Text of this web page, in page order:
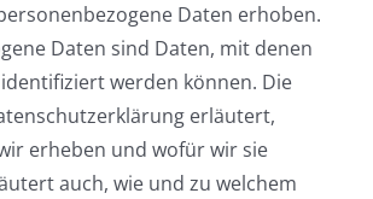
Daten erhoben.
Daten sind Daten, mit denen
werden können. Die
erläutert,
erheben und wofür wir sie
auch, wie und zu welchem